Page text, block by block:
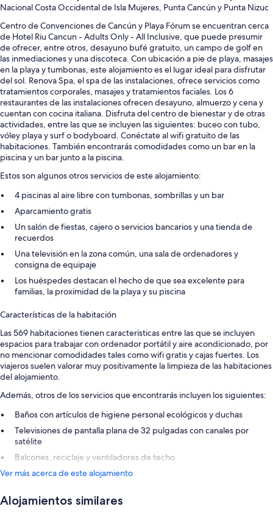
Nacional Costa Occidental de Isla Mujeres, Punta Cancún y Punta Nizuc
Centro de Convenciones de Cancún y Playa Fórum se encuentran cerca
de Hotel Riu Cancun - Adults Only - All Inclusive, que puede presumir
de ofrecer, entre otros, desayuno bufé gratuito, un campo de golf en
las inmediaciones y una discoteca. Con ubicación a pie de playa, masajes
en la playa y tumbonas, este alojamiento es el lugar ideal para disfrutar
del sol. Renova Spa, el spa de las instalaciones, ofrece servicios como
tratamientos corporales, masajes y tratamientos faciales. Los 6
restaurantes de las instalaciones ofrecen desayuno, almuerzo y cena y
cuentan con cocina italiana. Disfruta del centro de bienestar y de otras
actividades, entre las que se incluyen las siguientes: buceo con tubo,
vóley playa y surf o bodyboard. Conéctate al wifi gratuito de las
habitaciones. También encontrarás comodidades como un bar en la
piscina y un bar junto a la piscina.
Estos son algunos otros servicios de este alojamiento:
4 piscinas al aire libre con tumbonas, sombrillas y un bar
Aparcamiento gratis
Un salón de fiestas, cajero o servicios bancarios y una tienda de
recuerdos
Una televisión en la zona común, una sala de ordenadores y
consigna de equipaje
Los huéspedes destacan el hecho de que sea excelente para
familias, la proximidad de la playa y su piscina
Características de la habitación
Las 569 habitaciones tienen características entre las que se incluyen
espacios para trabajar con ordenador portátil y aire acondicionado, por
no mencionar comodidades tales como wifi gratis y cajas fuertes. Los
viajeros suelen valorar muy positivamente la limpieza de las habitaciones
del alojamiento.
Además, otros de los servicios que encontrarás incluyen los siguientes:
Baños con artículos de higiene personal ecológicos y duchas
Televisiones de pantalla plana de 32 pulgadas con canales por
satélite
Balcones, reciclaje y ventiladores de techo
Ver más acerca de este alojamiento
Alojamientos similares